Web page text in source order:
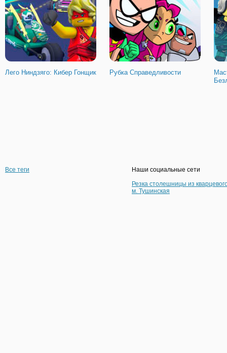
Лего Ниндзяго: Кибер Гонщик Рубка Справедливости
Все теги
Наши социальные сети
Резка столешницы из
м. Тушинская